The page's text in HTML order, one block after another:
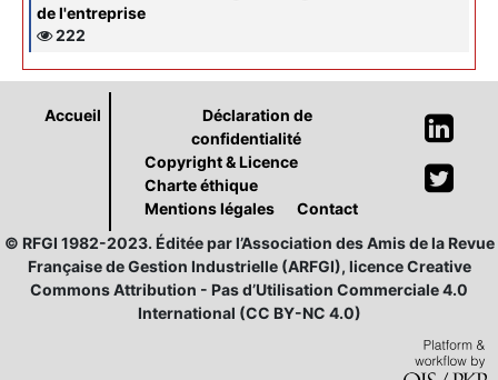
de l'entreprise
222
Accueil
Déclaration de
confidentialité
Copyright & Licence
Charte éthique
Mentions légales
Contact
© RFGI 1982-2023. Éditée par l’Association des Amis de la Revue
Française de Gestion Industrielle (ARFGI), licence Creative
Commons Attribution - Pas d’Utilisation Commerciale 4.0
International (CC BY-NC 4.0)